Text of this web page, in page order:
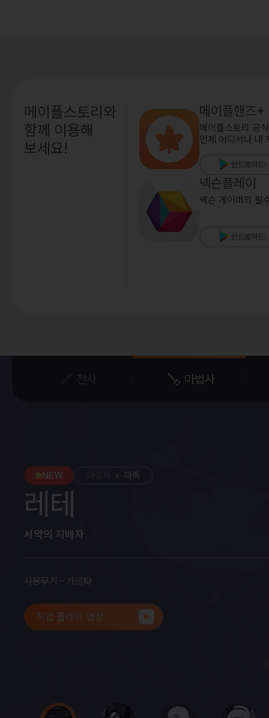
메이플스토리와
함께 이용해
보세요!
메이플핸즈+
메이플스토리 공
언제 어디서나 내
안드로이드
넥슨플레이
넥슨 게이머의 필
안드로이드
캐릭터
전사 마법사
NEW 마족
레테
서약의 지배자
사용무기 - 카르타
직업 플레이 영상
REMASTER 마법사
키네시스
이세계의 초능력자
사용무기 - ESP 리미터 (전용무기)
직업 플레이 영상
마법사
아크메이지
화염과 맹독의 마법사
사용무기 - 스태프, 완드
직업 플레이 영상
마법사
아크메이지
냉기와 전류의 마법사
사용무기 - 스태프, 완드
직업 플레이 영상
마법사
비숍
자애와 복수의 마법사
사용무기 - 스태프, 완드
직업 플레이 영상
마법사 시그너스 기사단
플레임위자드
순수한 화염의 기사
사용무기 - 스태프, 완드
직업 플레이 영상
마법사
배틀메이지
최전선의 마법사
사용무기 - 스태프
직업 플레이 영상
마법사
에반
드래곤 마스터
사용무기 - 스태프, 완드
직업 플레이 영상
마법사
루미너스
빛과 어둠의 마법사
사용무기 - 샤이닝로드 (전용무기)
직업 플레이 영상
마법사
일리움
광휘의 날개
사용무기 - 매직 건틀렛 (전용무기)
직업 플레이 영상
마법사
라라
낭만풍수사
사용무기 - 완드
직업 플레이 영상